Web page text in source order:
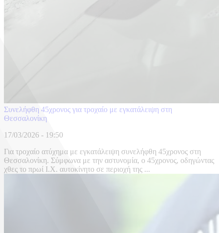
Συνελήφθη 45χρονος για τροχαίο με εγκατάλειψη στη
Θεσσαλονίκη
17/03/2026 - 19:50
Για τροχαίο ατύχημα με εγκατάλειψη συνελήφθη 45χρονος στη
Θεσσαλονίκη. Σύμφωνα με την αστυνομία, ο 45χρονος, οδηγώντας
χθες το πρωί Ι.Χ. αυτοκίνητο σε περιοχή της ...